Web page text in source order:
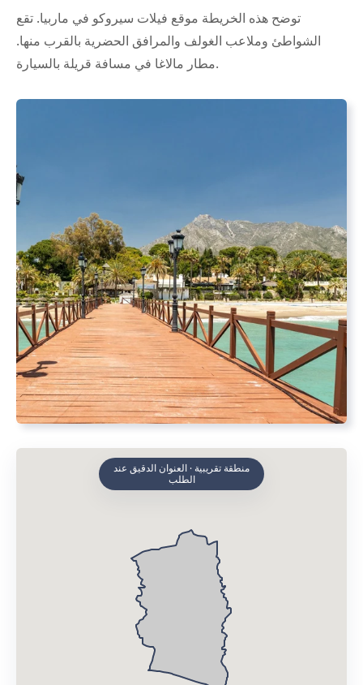
توضح هذه الخريطة موقع فيلات سيروكو في ماربيا. تقع
الشواطئ وملاعب الغولف والمرافق الحضرية بالقرب منها.
مطار مالاغا في مسافة قريلة بالسيارة.
منطقة تقريبية · العنوان الدقيق عند
الطلب